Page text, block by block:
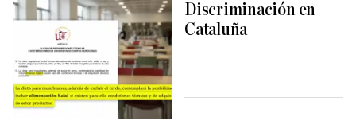
Discriminación en
Cataluña